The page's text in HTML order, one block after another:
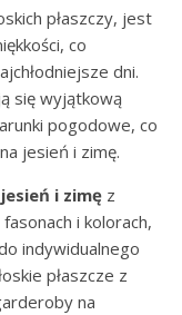
płaszczy, jest
co
dni.
się wyjątkową
pogodowe, co
jesień i zimę.
i zimę z
i kolorach,
indywidualnego
płaszcze z
na